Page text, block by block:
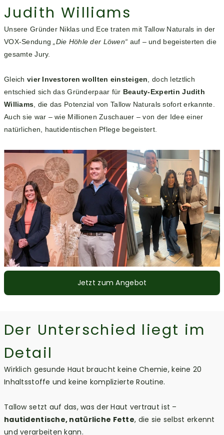
Judith Williams
Unsere Gründer Niklas und Ece traten mit Tallow Naturals in der
VOX-Sendung
„Die Höhle der Löwen“ auf – und begeisterten die
gesamte Jury.
Gleich vier Investoren wollten einsteigen , doch letztlich
entschied sich das Gründerpaar für Beauty-Expertin Judith
Williams , die das Potenzial von Tallow Naturals sofort erkannte.
Auch sie war – wie Millionen Zuschauer – von der Idee einer
natürlichen, hautidentischen Pflege begeistert.
Jetzt zum Angebot
Der Unterschied liegt im
Detail
Wirklich gesunde Haut braucht keine Chemie, keine 20
Inhaltsstoffe und keine komplizierte Routine.
Tallow setzt auf das, was der Haut vertraut ist –
hautidentische, natürliche Fette, die sie selbst erkennt
und verarbeiten kann.